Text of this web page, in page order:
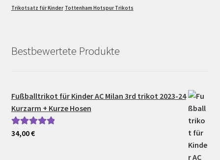
Trikotsatz für Kinder Tottenham Hotspur Trikots
Bestbewertete Produkte
Fußballtrikot für Kinder AC Milan 3rd trikot 2023-24
Kurzarm + Kurze Hosen
Bewertet mit
34,00€